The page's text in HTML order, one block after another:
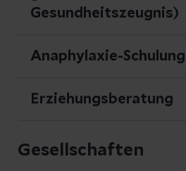
Gesundheitszeugnis)
Anaphylaxie-Schulung
Erziehungsberatung
Gesellschaften